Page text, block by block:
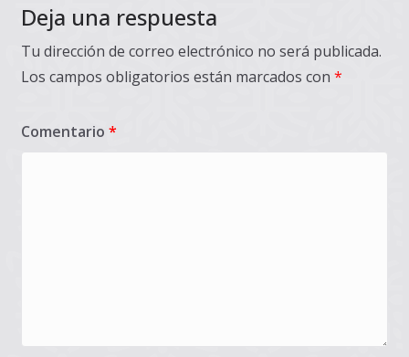
Deja una respuesta
Tu dirección de correo electrónico no será publicada.
Los campos obligatorios están marcados con *
Comentario *